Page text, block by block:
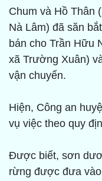
Chum và Hồ Thân
Nà Lâm) đã săn
bán cho Trần Hữu
xã Trường Xuân)
vận chuyển.
Hiện, Công an
vụ việc theo quy
Được biết, sơn
rừng được đưa